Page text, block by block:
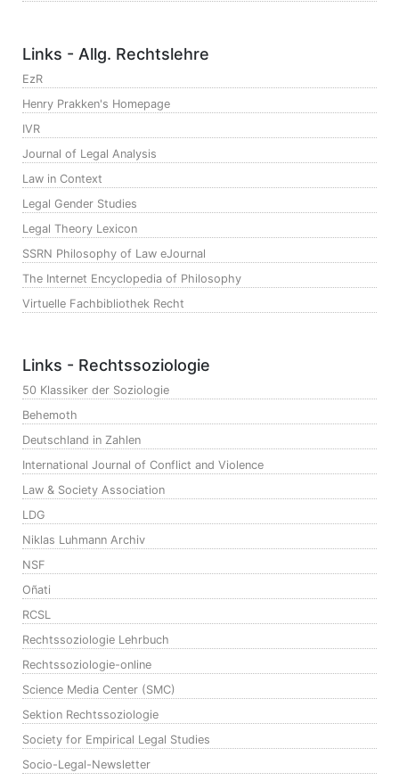
Links - Allg. Rechtslehre
EzR
Henry Prakken's Homepage
IVR
Journal of Legal Analysis
Law in Context
Legal Gender Studies
Legal Theory Lexicon
SSRN Philosophy of Law eJournal
The Internet Encyclopedia of Philosophy
Virtuelle Fachbibliothek Recht
Links - Rechtssoziologie
50 Klassiker der Soziologie
Behemoth
Deutschland in Zahlen
International Journal of Conflict and Violence
Law & Society Association
LDG
Niklas Luhmann Archiv
NSF
Oñati
RCSL
Rechtssoziologie Lehrbuch
Rechtssoziologie-online
Science Media Center (SMC)
Sektion Rechtssoziologie
Society for Empirical Legal Studies
Socio-Legal-Newsletter